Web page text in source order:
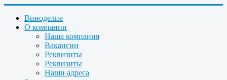
Виноделие
О компании
Наша компания
Вакансии
Реквизиты
Реквизиты
Наши адреса